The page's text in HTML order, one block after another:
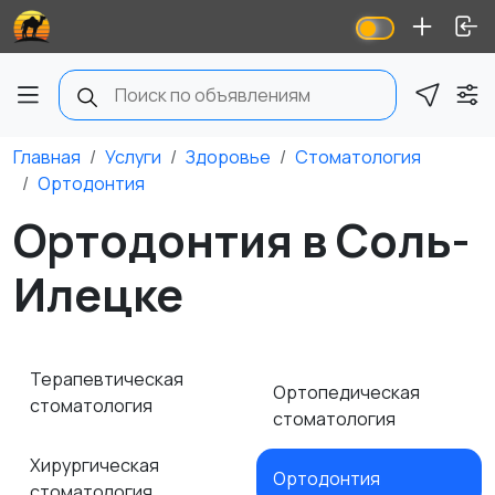
Главная Услуги Здоровье
Стоматология
Ортодонтия
Ортодонтия в Соль-
Илецке
Терапевтическая
стоматология
Хирургическая
Ортопедическая
стоматология
Ортодонтия